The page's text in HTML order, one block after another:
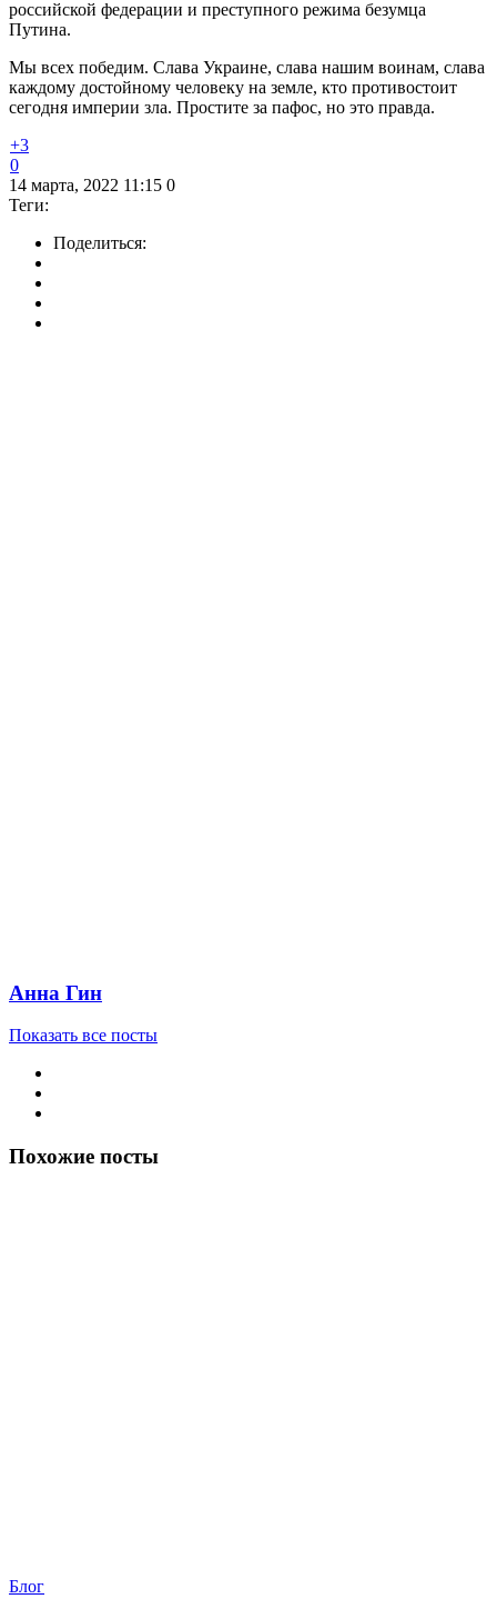
российской федерации и преступного режима безумца
Путина.
Мы всех победим. Слава Украине, слава нашим воинам, слава
каждому достойному человеку на земле, кто противостоит
сегодня империи зла. Простите за пафос, но это правда.
+3
0
14 марта, 2022 11:15 0
Теги:
Поделиться:
Анна Гин
Показать все посты
Похожие посты
Блог